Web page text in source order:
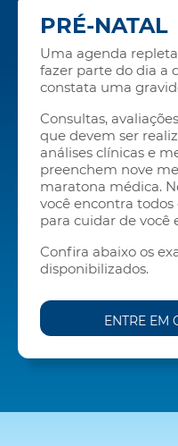
PRÉ-NATAL
Uma agenda
fazer parte do dia a
constata uma
Consultas,
que devem ser
análises clínicas e
preenchem nove
maratona médica.
você encontra todos
para cuidar de você
Confira abaixo os
disponibilizados.
ENTRE EM